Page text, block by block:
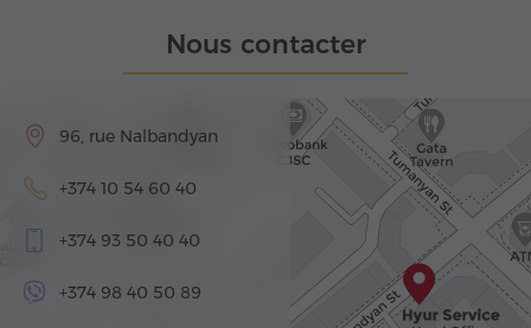
Nous contacter
96, rue Nalbandyan
+374 10 54 60 40
+374 93 50 40 40
+374 98 40 50 89